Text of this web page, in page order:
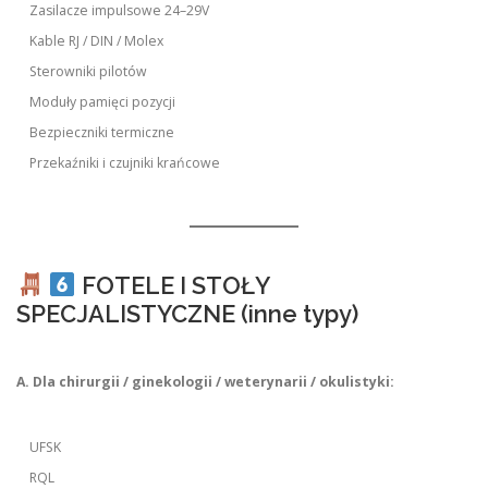
Zasilacze impulsowe 24–29V
Kable RJ / DIN / Molex
Sterowniki pilotów
Moduły pamięci pozycji
Bezpieczniki termiczne
Przekaźniki i czujniki krańcowe
FOTELE I STOŁY
SPECJALISTYCZNE (inne typy)
A. Dla chirurgii / ginekologii / weterynarii / okulistyki:
UFSK
RQL